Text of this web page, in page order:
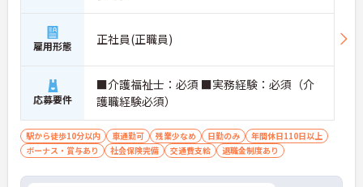
雇用形態 正社員(正職員)
応募要件
■介護福祉士：必須 ■実務経験：必須（介
護職経験必須）
駅から徒歩10分以内 車通勤可 残業少なめ 日勤のみ
年間休日110日以上
ボーナス・賞与あり
社会保険完備 交通費支給 退職金制度あり